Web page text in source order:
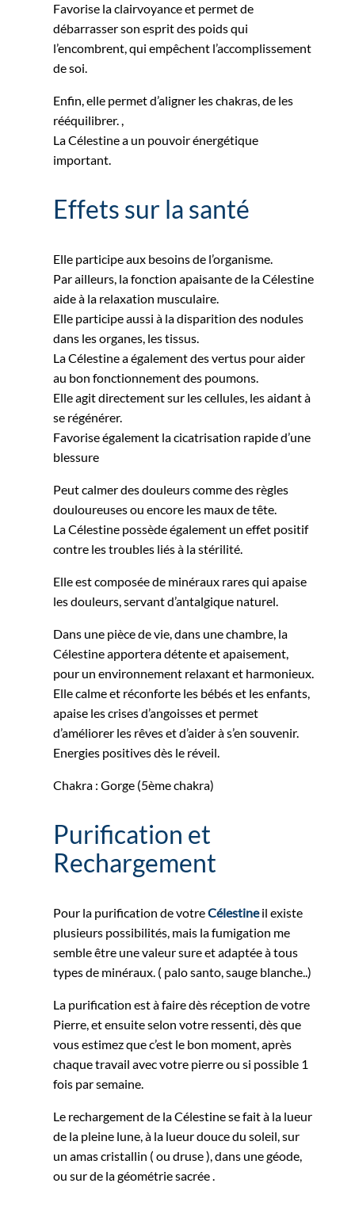
Favorise la clairvoyance et permet de
débarrasser son esprit des poids qui
l’encombrent, qui empêchent l’accomplissement
de soi.
Enfin, elle permet d’aligner les chakras, de les
rééquilibrer. ,
La Célestine a un pouvoir énergétique
important.
Effets sur la santé
Elle participe aux besoins de l’organisme.
Par ailleurs, la fonction apaisante de la Célestine
aide à la relaxation musculaire.
Elle participe aussi à la disparition des nodules
dans les organes, les tissus.
La Célestine a également des vertus pour aider
au bon fonctionnement des poumons.
Elle agit directement sur les cellules, les aidant à
se régénérer.
Favorise également la cicatrisation rapide d’une
blessure
Peut calmer des douleurs comme des règles
douloureuses ou encore les maux de tête.
La Célestine possède également un effet positif
contre les troubles liés à la stérilité.
Elle est composée de minéraux rares qui apaise
les douleurs, servant d’antalgique naturel.
Dans une pièce de vie, dans une chambre, la
Célestine apportera détente et apaisement,
pour un environnement relaxant et harmonieux.
Elle calme et réconforte les bébés et les enfants,
apaise les crises d’angoisses et permet
d’améliorer les rêves et d’aider à s’en souvenir.
Energies positives dès le réveil.
Chakra : Gorge (5ème chakra)
Purification et
Rechargement
Pour la purification de votreCélestineil existe
plusieurs possibilités, mais la fumigation me
semble être une valeur sure et adaptée à tous
types de minéraux. ( palo santo, sauge blanche..)
La purification est à faire dès réception de votre
Pierre, et ensuite selon votre ressenti, dès que
vous estimez que c’est le bon moment, après
chaque travail avec votre pierre ou si possible 1
fois par semaine.
Le rechargement de la Célestine se fait à la lueur
de la pleine lune, à la lueur douce du soleil, sur
un amas cristallin ( ou druse ), dans une géode,
ou sur de la géométrie sacrée .